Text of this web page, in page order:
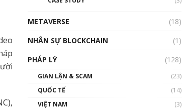
01:34:46
METAVERSE
(18)
NHÂN SỰ BLOCKCHAIN
(1)
PHÁP LÝ
(128)
GIAN LẬN & SCAM
(23)
QUỐC TẾ
(14)
VIỆT NAM
(3)